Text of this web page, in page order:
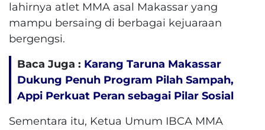
lahirnya atlet MMA asal Makassar yang
mampu bersaing di berbagai kejuaraan
bergengsi.
Baca Juga : Karang Taruna Makassar
Dukung Penuh Program Pilah Sampah,
Appi Perkuat Peran sebagai Pilar Sosial
Sementara itu, Ketua Umum IBCA MMA